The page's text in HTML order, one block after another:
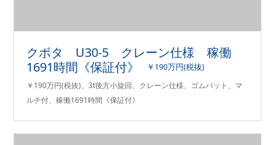
クボタ U30-5 クレーン仕様 稼働
1691時間《保証付》
￥190万円(税抜)
￥190万円(税抜)、3t後方小旋回、クレーン仕様、ゴムパット、マ
ルチ付、稼働1691時間《保証付》